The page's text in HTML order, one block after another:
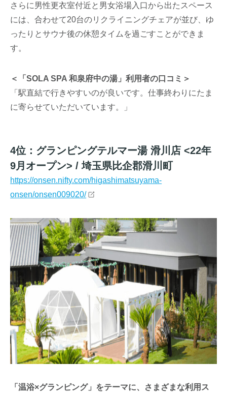
さらに男性更衣室付近と男女浴場入口から出たスペース
には、合わせて20台のリクライニングチェアが並び、ゆ
ったりとサウナ後の休憩タイムを過ごすことができま
す。
＜「SOLA SPA 和泉府中の湯」利用者の口コミ＞
「駅直結で行きやすいのが良いです。仕事終わりにたま
に寄らせていただいています。」
4位：グランピングテルマー湯 滑川店 <22年
9月オープン> / 埼玉県比企郡滑川町
https://onsen.nifty.com/higashimatsuyama-
onsen/onsen009020/
「温浴×グランピング」をテーマに、さまざまな利用ス